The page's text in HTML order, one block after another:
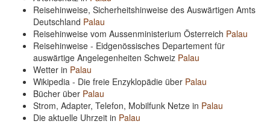
Reisehinweise, Sicherheitshinweise des Auswärtigen Amts
Deutschland Palau
Reisehinweise vom Aussenministerium Österreich Palau
Reisehinweise - Eidgenössisches Departement für
auswärtige Angelegenheiten Schweiz Palau
Wetter in Palau
Wikipedia - Die freie Enzyklopädie über Palau
Bücher über Palau
Strom, Adapter, Telefon, Mobilfunk Netze in Palau
Die aktuelle Uhrzeit in Palau